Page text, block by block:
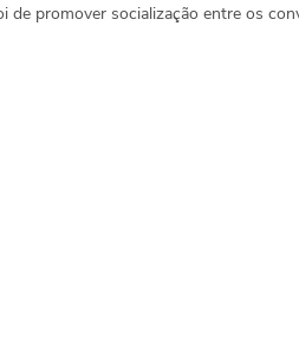
de promover socialização entre os